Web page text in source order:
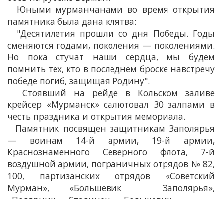
Юными мурманчанами во время открытия
памятника была дана клятва:
"Десятилетия прошли со дня Победы. Годы
сменяются годами, поколения — поколениями.
Но пока стучат наши сердца, мы будем
помнить тех, кто в последнем броске навстречу
победе погиб, защищая Родину".
Стоявший на рейде в Кольском заливе
крейсер «Мурманск» салютовал 30 залпами в
честь праздника и открытия мемориала.
Памятник посвящен защитникам Заполярья
— воинам 14-й армии, 19-й армии,
Краснознаменного Северного флота, 7-й
воздушной армии, пограничных отрядов № 82,
100, партизанских отрядов «Советский
Мурман», «Большевик Заполярья»,